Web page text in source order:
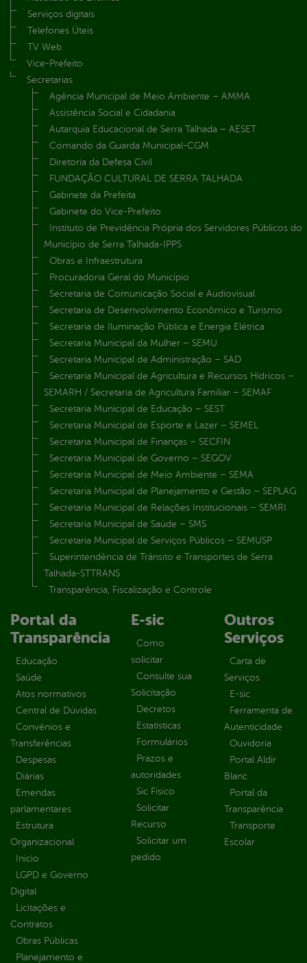
Serviços digitais
Telefones Úteis
TV Web
Vice-Prefeito
Secretarias
Agência Municipal de Meio Ambiente – AMMA
Assistência Social e Cidadania
Autarquia Educacional de Serra Talhada – AESET
Comando da Guarda Municipal-CGM
Diretoria da Defesa Civil
FUNDAÇÃO CULTURAL DE SERRA TALHADA
Gabinete da Prefeita
Gabinete do Vice-Prefeito
Instituto de Previdência Própria dos Servidores Públicos do
Município de Serra Talhada-IPPS
Obras e Infraestrutura
Procuradoria Geral do Município
Secretaria de Comunicação Social e Audiovisual
Secretaria de Desenvolvimento Econômico e Turismo
Secretaria de Iluminação Pública e Energia Elétrica
Secretaria Municipal da Mulher – SEMU
Secretaria Municipal de Administração – SAD
Secretaria Municipal de Agricultura e Recursos Hídricos –
SEMARH / Secretaria de Agricultura Familiar – SEMAF
Secretaria Municipal de Educação – SEST
Secretaria Municipal de Esporte e Lazer – SEMEL
Secretaria Municipal de Finanças – SECFIN
Secretaria Municipal de Governo – SEGOV
Secretaria Municipal de Meio Ambiente – SEMA
Secretaria Municipal de Planejamento e Gestão – SEPLAG
Secretaria Municipal de Relações Institucionais – SEMRI
Secretaria Municipal de Saúde – SMS
Secretaria Municipal de Serviços Públicos – SEMUSP
Superintendência de Trânsito e Transportes de Serra
Talhada-STTRANS
Transparência, Fiscalização e Controle
Portal da
Transparência
Educação
Saúde
Atos normativos
Central de Dúvidas
Convênios e
Transferências
Despesas
Diárias
Emendas
parlamentares
Estrutura
Organizacional
Inicio
LGPD e Governo
Digital
Licitações e
Contratos
Obras Públicas
Planejamento e
E-sic
Como
solicitar
Consulte sua
Solicitação
Decretos
Estatísticas
Formulários
Prazos e
autoridades
Sic Físico
Solicitar
Recurso
Solicitar um
pedido
Outros
Serviços
Carta de
Serviços
E-sic
Ferramenta de
Autenticidade
Ouvidoria
Portal Aldir
Blanc
Portal da
Transparência
Transporte
Escolar